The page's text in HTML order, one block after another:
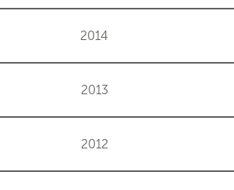
2014
2013
2012